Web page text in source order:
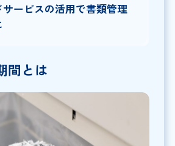
サービスの活用で書類管理
間とは